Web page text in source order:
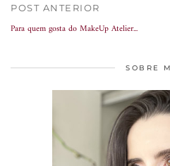
POST ANTERIOR
Para quem gosta do MakeUp Atelier...
SOBRE